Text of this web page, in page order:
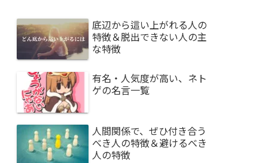
底辺から這い上がれる人の
特徴＆脱出できない人の主
な特徴
有名・人気度が高い、ネト
ゲの名言一覧
人間関係で、ぜひ付き合う
べき人の特徴＆避けるべき
人の特徴